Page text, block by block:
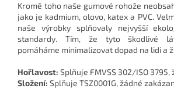
Kromě toho naše gumové rohože
jako je kadmium, olovo, katex a PVC.
naše výrobky splňovaly nejvyšší
standardy. Tím, že tyto škodlivé
pomáháme minimalizovat dopad na lidi a
Hořlavost: Splňuje FMVSS 302/ISO
Složení: Splňuje TSZ0001G, žádné